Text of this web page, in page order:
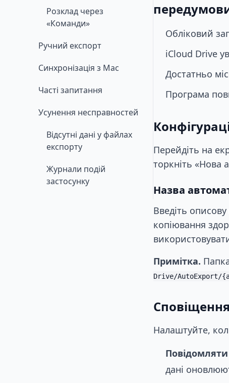
Розклад через
«Команди»
Ручний експорт
Синхронізація з Mac
Часті запитання
Усунення несправностей
Відсутні дані у файлах
експорту
Журнали подій
застосунку
Обліковий
iCloud Drive
Достатньо
Програма
Перейдіть на
торкніть «Нова
Назва
Введіть
копіювання
Примітка.
Drive/AutoExport/
Сповіщення
Налаштуйте,
дані